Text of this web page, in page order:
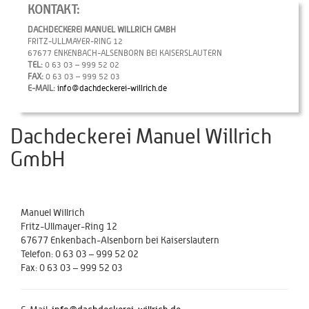
KONTAKT:
DACHDECKEREI MANUEL WILLRICH GMBH
FRITZ-ULLMAYER-RING 12
67677 ENKENBACH-ALSENBORN BEI KAISERSLAUTERN
TEL: 0 63 03 – 999 52 02
FAX: 0 63 03 – 999 52 03
E-MAIL: info@dachdeckerei-willrich.de
Dachdeckerei Manuel Willrich
GmbH
Manuel Willrich
Fritz-Ullmayer-Ring 12
67677 Enkenbach-Alsenborn bei Kaiserslautern
Telefon: 0 63 03 – 999 52 02
Fax: 0 63 03 – 999 52 03